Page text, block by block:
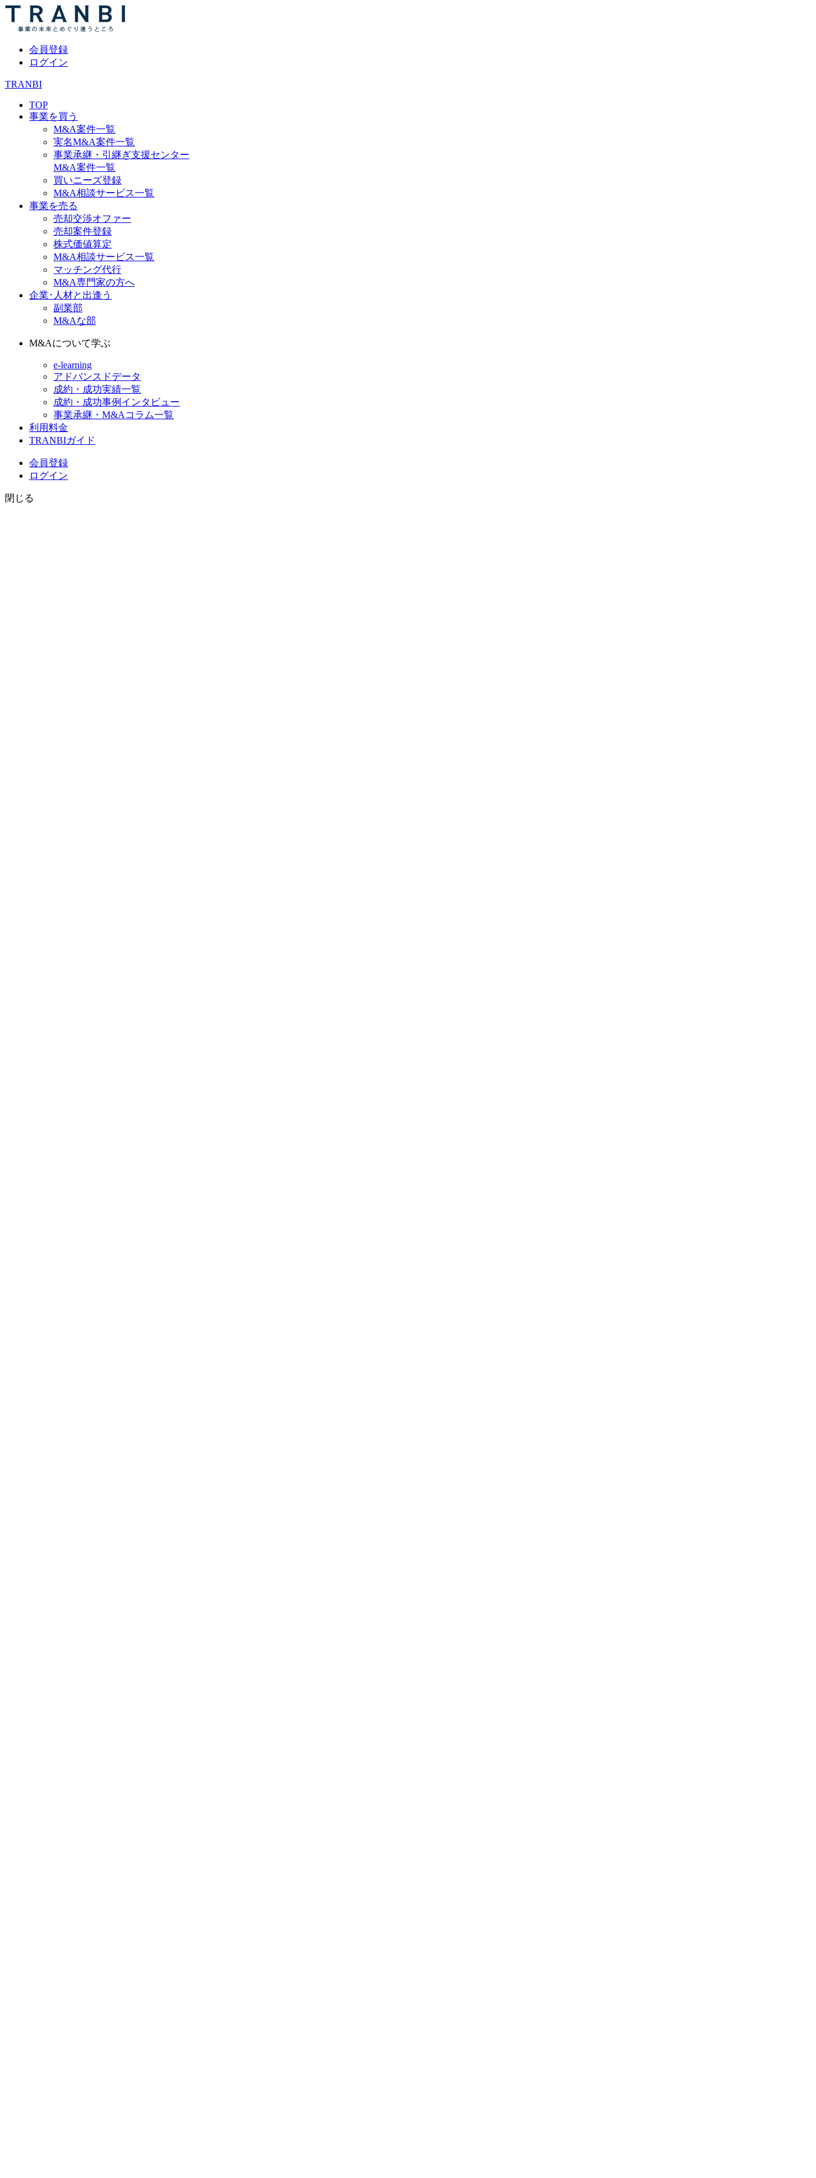
会員登録
ログイン
TRANBI
TOP
事業を買う
M&A案件一覧
実名M&A案件一覧
事業承継・引継ぎ支援センター
M&A案件一覧
買いニーズ登録
M&A相談サービス一覧
事業を売る
売却交渉オファー
売却案件登録
株式価値算定
M&A相談サービス一覧
マッチング代行
M&A専門家の方へ
企業･人材と出逢う
副業部
M&Aな部
M&Aについて学ぶ
e-learning
アドバンスドデータ
成約・成功実績一覧
成約・成功事例インタビュー
事業承継・M&Aコラム一覧
利用料金
TRANBIガイド
会員登録
ログイン
閉じる